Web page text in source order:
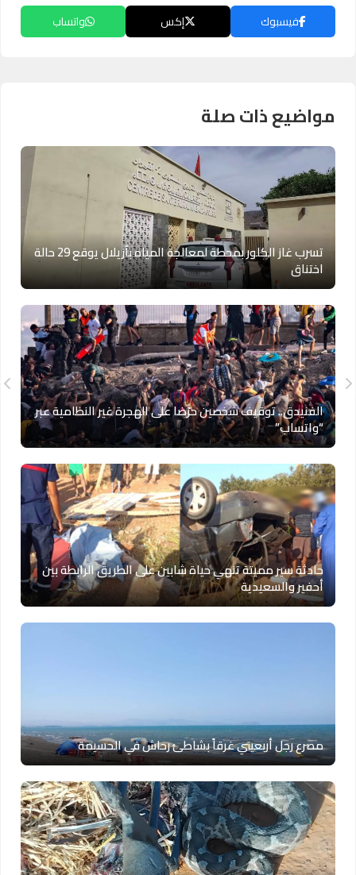
فيسبوك إكس واتساب
مواضيع ذات صلة
تسرب غاز الكلور بمحطة لمعالجة المياه بأزيلال يوقع 29 حالة
اختناق
الفنيدق.. توقيف شخصين حرّضا على الهجرة غير النظامية عبر
“واتساب”
حادثة سير مميتة تنهي حياة شابين على الطريق الرابطة بين
أحفير والسعيدية
مصرع رجل أربعيني غرقاً بشاطئ رحاش في الحسيمة